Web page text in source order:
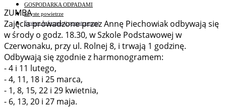
GOSPODARKA ODPADAMI
Czyste powietrze
System Informacji przestrzennej
ZUMBA
Zajęcia prowadzone przez Annę Piechowiak odbywają się
w środy o godz. 18.30, w Szkole Podstawowej w
Czerwonaku, przy ul. Rolnej 8, i trwają 1 godzinę.
Odbywają się zgodnie z harmonogramem:
- 4 i 11 lutego,
- 4, 11, 18 i 25 marca,
- 1, 8, 15, 22 i 29 kwietnia,
- 6, 13, 20 i 27 maja.